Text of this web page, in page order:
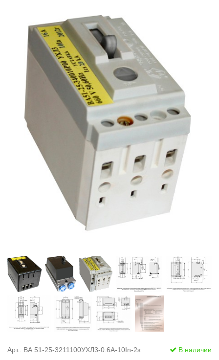
диэлектрические
Стремянки с
Стремянки с
опорой
Ширмы
РЗА (шторы)
Штендеры
Щиты
диэлектрические
Арт.: ВА 51-25-3211100УХЛ3-0.6А-10In-2з В наличии